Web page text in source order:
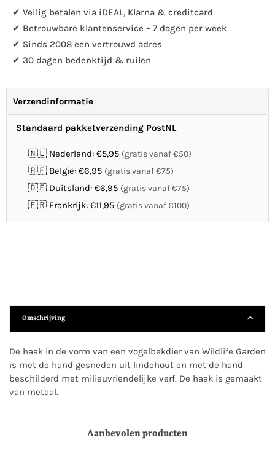
Vogelbekdier
Vogelbekdier
✔ Veilig betalen via iDEAL, Klarna & creditcard
✔ Betrouwbare klantenservice – 7 dagen per week
✔ Sinds 2008 een vertrouwd adres
✔ 30 dagen bedenktijd & ruilen
Verzendinformatie
Standaard pakketverzending PostNL
🇳🇱 Nederland: €5,95 (gratis vanaf €50)
🇧🇪 België: €6,95 (gratis vanaf €75)
🇩🇪 Duitsland: €6,95 (gratis vanaf €75)
🇫🇷 Frankrijk: €11,95 (gratis vanaf €100)
Omschrijving
De haak in de vorm van een vogelbekdier van Wildlife Garden
is met de hand gesneden uit lindehout en met de hand
beschilderd met milieuvriendelijke verf. De haak is gemaakt
van metaal.
Aanbevolen producten